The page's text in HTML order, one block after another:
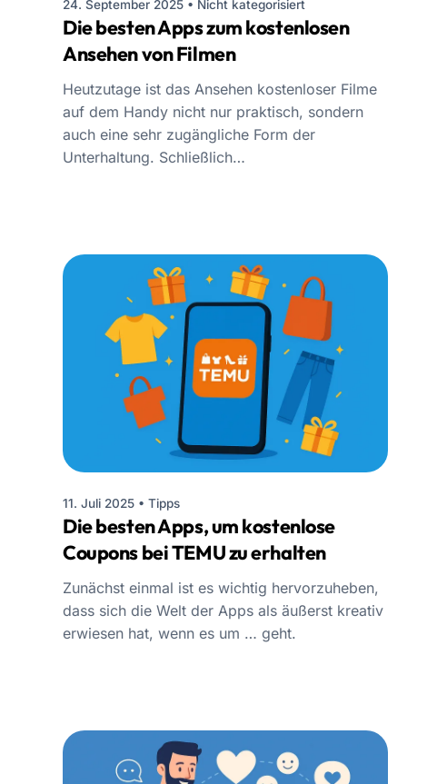
24. September 2025 • Nicht kategorisiert
Die besten Apps zum kostenlosen
Ansehen von Filmen
Heutzutage ist das Ansehen kostenloser Filme
auf dem Handy nicht nur praktisch, sondern
auch eine sehr zugängliche Form der
Unterhaltung. Schließlich…
11. Juli 2025 • Tipps
Die besten Apps, um kostenlose
Coupons bei TEMU zu erhalten
Zunächst einmal ist es wichtig hervorzuheben,
dass sich die Welt der Apps als äußerst kreativ
erwiesen hat, wenn es um … geht.